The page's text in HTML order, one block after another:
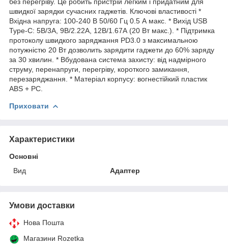
швидкої зарядки сучасних гаджетів. Ключові властивості *
Вхідна напруга: 100-240 В 50/60 Гц 0.5 А макс. * Вихід USB
Type-C: 5В/3А, 9В/2.22А, 12В/1.67А (20 Вт макс.). * Підтримка
протоколу швидкого заряджання PD3.0 з максимальною
потужністю 20 Вт дозволить зарядити гаджети до 60% заряду
за 30 хвилин. * Вбудована система захисту: від надмірного
струму, перенапруги, перегріву, короткого замикання,
перезаряджання. * Матеріал корпусу: вогнестійкий пластик
ABS + PC.
Приховати
Характеристики
Основні
Вид
Адаптер
Умови доставки
Нова Пошта
Магазини Rozetka